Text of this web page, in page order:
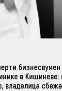
бизнесвумен
в Кишиневе:
владелица